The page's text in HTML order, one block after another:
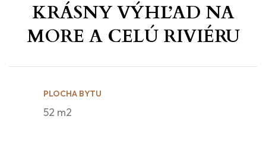
KRÁSNY VÝHĽAD NA
MORE A CELÚ RIVIÉRU
PLOCHA BYTU
52 m2